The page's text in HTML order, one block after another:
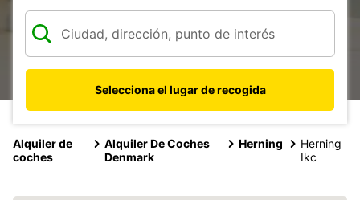
Selecciona el lugar de recogida
Alquiler de
coches
Alquiler De Coches
Denmark
Herning
Herning
Ikc